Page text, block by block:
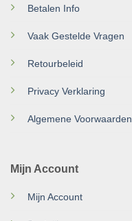
Betalen Info
Vaak Gestelde Vragen
Retourbeleid
Privacy Verklaring
Algemene Voorwaarden
Mijn Account
Mijn Account